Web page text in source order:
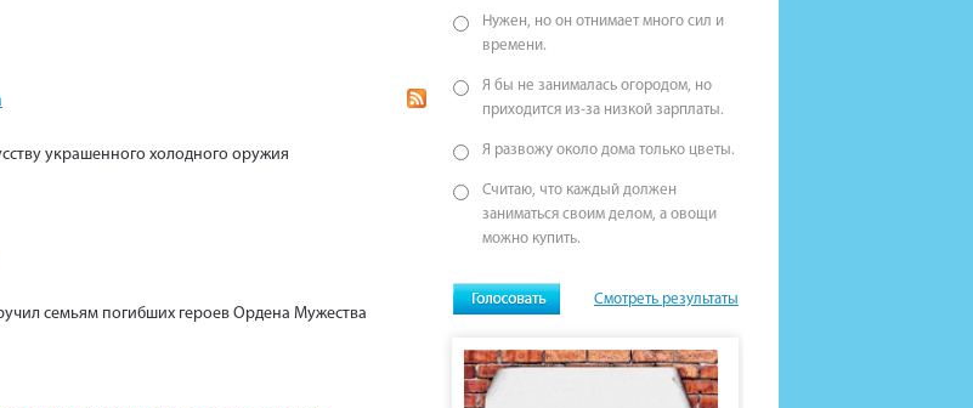
украшенного холодного оружия
семьям погибших героев Ордена Мужества
Нужен, но он отнимает много сил и
времени.
Я бы не занималась огородом, но
приходится из-за низкой зарплаты.
Я развожу около дома только цветы.
Считаю, что каждый должен
заниматься своим делом, а овощи
можно купить.
Смотреть результаты